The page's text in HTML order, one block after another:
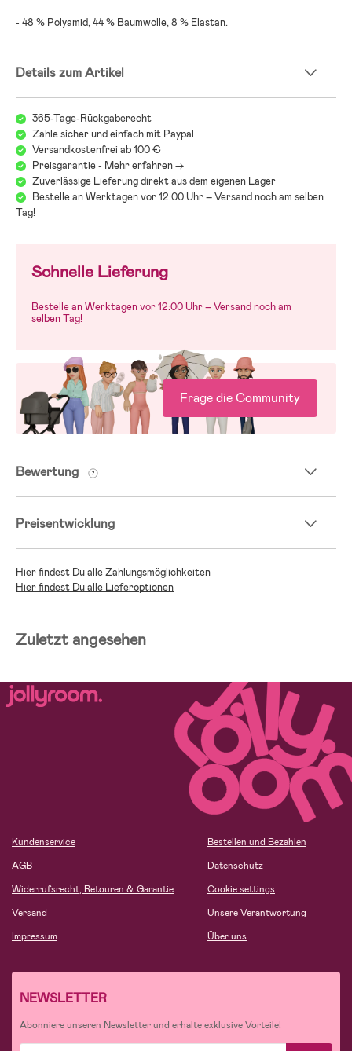
- 48 % Polyamid, 44 % Baumwolle, 8 % Elastan.
Details zum Artikel
365-Tage-Rückgaberecht
Zahle sicher und einfach mit Paypal
Versandkostenfrei ab 100 €
Preisgarantie - Mehr erfahren ->
Zuverlässige Lieferung direkt aus dem eigenen Lager
Bestelle an Werktagen vor 12:00 Uhr – Versand noch am selben
Tag!
Schnelle Lieferung
Bestelle an Werktagen vor 12:00 Uhr – Versand noch am
selben Tag!
Frage die Community
Bewertung
Preisentwicklung
Hier findest Du alle Zahlungsmöglichkeiten
Hier findest Du alle Lieferoptionen
Zuletzt angesehen
Kundenservice
AGB
Widerrufsrecht, Retouren & Garantie
Versand
Impressum
Bestellen und Bezahlen
Datenschutz
Cookie settings
Unsere Verantwortung
Über uns
NEWSLETTER
Abonniere unseren Newsletter und erhalte exklusive Vorteile!